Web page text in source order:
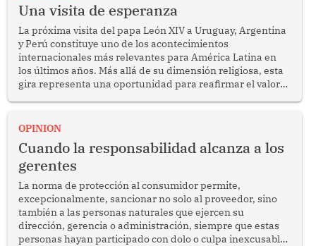
Una visita de esperanza
La próxima visita del papa León XIV a Uruguay, Argentina
y Perú constituye uno de los acontecimientos
internacionales más relevantes para América Latina en
los últimos años. Más allá de su dimensión religiosa, esta
gira representa una oportunidad para reafirmar el valor
enfrenta desafíos en materia de desarrollo, cohesión
OPINION
Cuando la responsabilidad alcanza a los
gerentes
La norma de protección al consumidor permite,
excepcionalmente, sancionar no solo al proveedor, sino
también a las personas naturales que ejercen su
dirección, gerencia o administración, siempre que estas
personas hayan participado con dolo o culpa inexcusable